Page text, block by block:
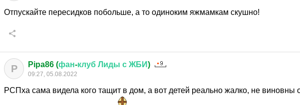
Отпускайте пересидков побольше, а то одиноким яжмамкам скушно!
P Pipa86 (фан-клуб Лиды с ЖБИ)
09:27, 05.08.2022
РСПха сама видела кого тащит в дом, а вот детей реально жалко, не виновны